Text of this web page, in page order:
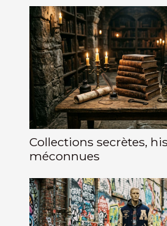
Collections secrètes,
méconnues